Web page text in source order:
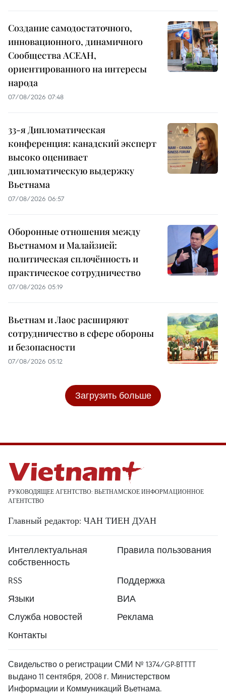
Создание самодостаточного,
инновационного, динамичного
Сообщества АСЕАН,
ориентированного на интересы
народа
07/08/2026 07:48
33-я Дипломатическая
конференция: канадский эксперт
высоко оценивает
дипломатическую выдержку
Вьетнама
07/08/2026 06:57
Оборонные отношения между
Вьетнамом и Малайзией:
политическая сплочённость и
практическое сотрудничество
07/08/2026 05:19
Вьетнам и Лаос расширяют
сотрудничество в сфере обороны
и безопасности
07/08/2026 05:12
Загрузить больше
РУКОВОДЯЩЕЕ АГЕНТСТВО: ВЬЕТНАМСКОЕ ИНФОРМАЦИОННОЕ
АГЕНТСТВО
Главный редактор: ЧАН ТИЕН ДУАН
Интеллектуальная
собственность
Правила пользования
RSS
Поддержка
Языки
ВИА
Служба новостей
Реклама
Контакты
Свидельство о регистрации СМИ № 1374/GP-BTTTT
выдано 11 сентября, 2008 г. Министерством
Информации и Коммуникаций Вьетнама.